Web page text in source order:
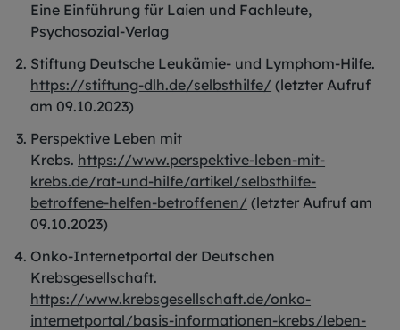
Eine Einführung für Laien und Fachleute,
Psychosozial-Verlag
Stiftung Deutsche Leukämie- und Lymphom-Hilfe.
https://stiftung-dlh.de/selbsthilfe/ (letzter Aufruf
am 09.10.2023)
Perspektive Leben mit
Krebs. https://www.perspektive-leben-mit-
krebs.de/rat-und-hilfe/artikel/selbsthilfe-
betroffene-helfen-betroffenen/ (letzter Aufruf am
09.10.2023)
Onko-Internetportal der Deutschen
Krebsgesellschaft.
https://www.krebsgesellschaft.de/onko-
internetportal/basis-informationen-krebs/leben-